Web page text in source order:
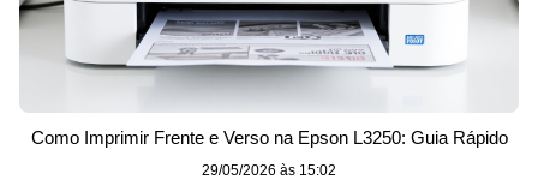
Como Imprimir Frente e Verso na Epson L3250: Guia Rápido
29/05/2026 às 15:02